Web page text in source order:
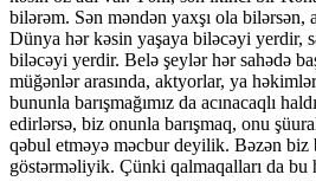
bilərəm. Sən məndən yaxşı ola bilərsən,
Dünya hər kəsin yaşaya biləcəyi yerdir,
biləcəyi yerdir. Belə şeylər hər sahədə
müğənlər arasında, aktyorlar, ya
bununla barışmağımız da acınacaqlı
edirlərsə, biz onunla barışmaq, onu
qəbul etməyə məcbur deyilik. Bəzən biz
göstərməliyik. Çünki qalmaqalları da bu